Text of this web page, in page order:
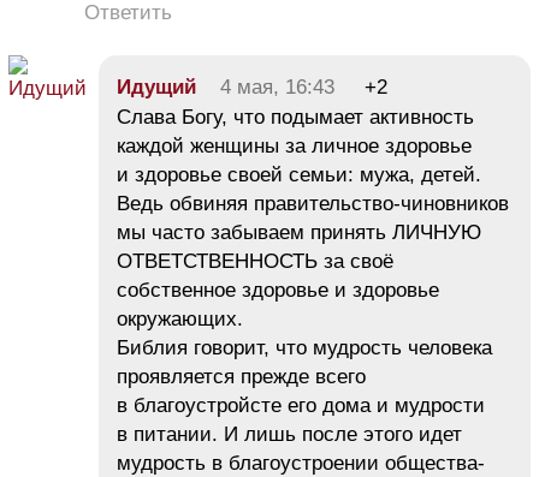
Ответить
Идущий 4 мая, 16:43
+2
Слава Богу, что подымает активность
каждой женщины за личное здоровье
и здоровье своей семьи: мужа, детей.
Ведь обвиняя правительство-чиновников
мы часто забываем принять ЛИЧНУЮ
ОТВЕТСТВЕННОСТЬ за своё
собственное здоровье и здоровье
окружающих.
Библия говорит, что мудрость человека
проявляется прежде всего
в благоустройсте его дома и мудрости
в питании. И лишь после этого идет
мудрость в благоустроении общества-